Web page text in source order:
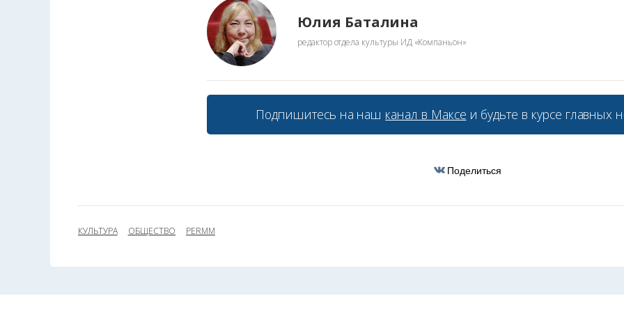
Юлия Баталина
редактор отдела культуры ИД «Компаньон»
Подпишитесь на наш канал в Максе и будьте в курсе главных
Поделиться
КУЛЬТУРА ОБЩЕСТВО PERMM